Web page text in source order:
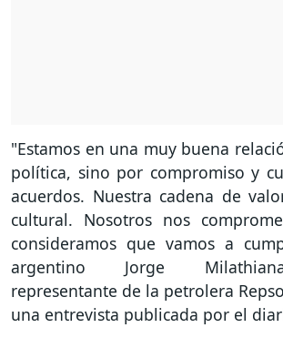
"Estamos en una muy buena
política, sino por compromiso y
acuerdos. Nuestra cadena de
cultural. Nosotros nos
consideramos que vamos a
argentino Jorge
representante de la petrolera
una entrevista publicada por el